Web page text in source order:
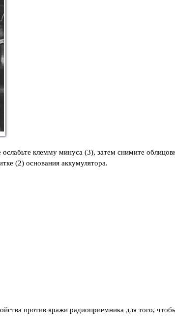
клемму минуса (3), затем снимите
(2) основания аккумулятора.
против кражи радиоприемника для того,